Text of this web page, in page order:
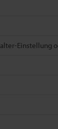
Einstellung